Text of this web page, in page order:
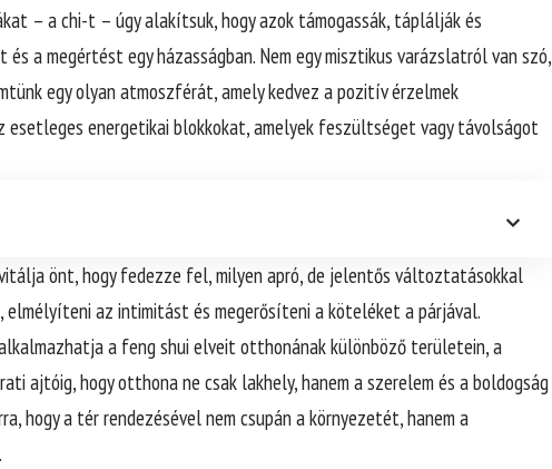
– a chi-t – úgy alakítsuk, hogy azok támogassák, táplálják és
a megértést egy házasságban. Nem egy misztikus varázslatról van szó,
egy olyan atmoszférát, amely kedvez a pozitív érzelmek
esetleges energetikai blokkokat, amelyek feszültséget vagy távolságot
önt, hogy fedezze fel, milyen apró, de jelentős változtatásokkal
az intimitást és megerősíteni a köteléket a párjával.
a feng shui elveit otthonának különböző területein, a
ajtóig, hogy otthona ne csak lakhely, hanem a szerelem és a boldogság
hogy a tér rendezésével nem csupán a környezetét, hanem a